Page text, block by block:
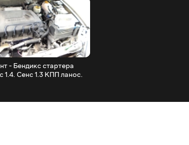
- Бендикс стартера
1.4. Сенс 1.3 КПП ланос.